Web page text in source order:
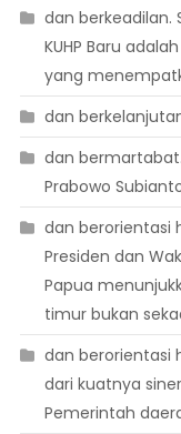
dan
KUHP Baru
yang
dan
dan
Prabowo
dan berorientasi
Presiden dan
Papua
timur bukan
dan berorientasi
dari kuatnya
Pemerintah